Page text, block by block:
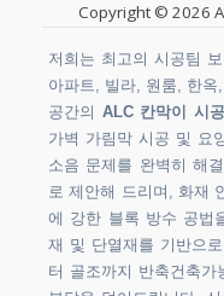
Copyright © 2026
저희는 최고의 시공팀
아파트, 빌라, 원룸, 한
공간의 ALC 칸막이 시공
가벽 가림막 시공 및 요
소음 문제를 완벽히 해
로 제안해 드리며, 화재
에 강한 블록 방수 공법
재 및 단열재를 기반으
터 골조까지 반축건축가